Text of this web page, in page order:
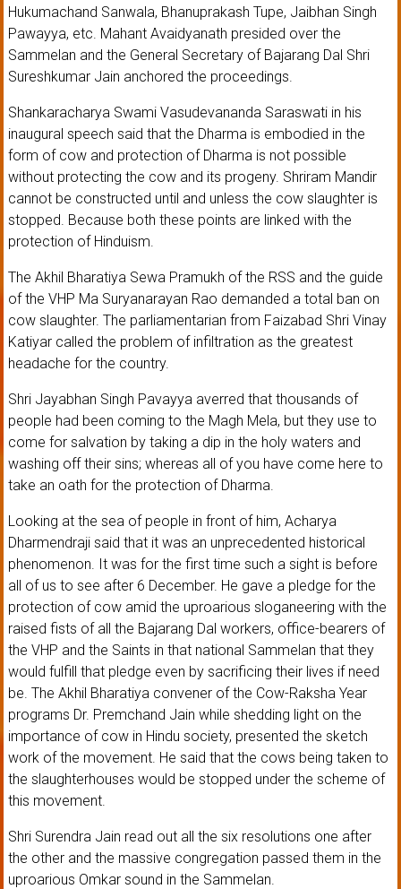
Hukumachand Sanwala, Bhanuprakash Tupe, Jaibhan Singh
Pawayya, etc. Mahant Avaidyanath presided over the
Sammelan and the General Secretary of Bajarang Dal Shri
Sureshkumar Jain anchored the proceedings.
Shankaracharya Swami Vasudevananda Saraswati in his
inaugural speech said that the Dharma is embodied in the
form of cow and protection of Dharma is not possible
without protecting the cow and its progeny. Shriram Mandir
cannot be constructed until and unless the cow slaughter is
stopped. Because both these points are linked with the
protection of Hinduism.
The Akhil Bharatiya Sewa Pramukh of the RSS and the guide
of the VHP Ma Suryanarayan Rao demanded a total ban on
cow slaughter. The parliamentarian from Faizabad Shri Vinay
Katiyar called the problem of infiltration as the greatest
headache for the country.
Shri Jayabhan Singh Pavayya averred that thousands of
people had been coming to the Magh Mela, but they use to
come for salvation by taking a dip in the holy waters and
washing off their sins; whereas all of you have come here to
take an oath for the protection of Dharma.
Looking at the sea of people in front of him, Acharya
Dharmendraji said that it was an unprecedented historical
phenomenon. It was for the first time such a sight is before
all of us to see after 6 December. He gave a pledge for the
protection of cow amid the uproarious sloganeering with the
raised fists of all the Bajarang Dal workers, office-bearers of
the VHP and the Saints in that national Sammelan that they
would fulfill that pledge even by sacrificing their lives if need
be. The Akhil Bharatiya convener of the Cow-Raksha Year
programs Dr. Premchand Jain while shedding light on the
importance of cow in Hindu society, presented the sketch
work of the movement. He said that the cows being taken to
the slaughterhouses would be stopped under the scheme of
this movement.
Shri Surendra Jain read out all the six resolutions one after
the other and the massive congregation passed them in the
uproarious Omkar sound in the Sammelan.